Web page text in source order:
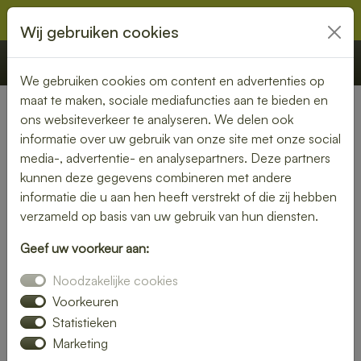
€ 0,00 Offerte Bestellen
Nederland»Drenthe» Nijeveen
Lunch laten bezorgen in
Nijeveen – gemak en kwaliteit
aan je deur
de keuken in? Laat je lunch bezorgen in Nijeveen en geniet
van een smaakvolle maaltijd zonder moeite. Of je nu kiest
voor een vers belegd broodje, een gezonde salade of een
warme maaltijd – wij brengen jouw lunch vers en op tijd bij
Wij gebruiken cookies
We gebruiken cookies om content en advertenties op
maat te maken, sociale mediafuncties aan te bieden en
ons websiteverkeer te analyseren. We delen ook
informatie over uw gebruik van onze site met onze social
media-, advertentie- en analysepartners. Deze partners
kunnen deze gegevens combineren met andere
informatie die u aan hen heeft verstrekt of die zij hebben
verzameld op basis van uw gebruik van hun diensten.
Geef uw voorkeur aan:
Noodzakelijke cookies
Voorkeuren
Statistieken
Marketing